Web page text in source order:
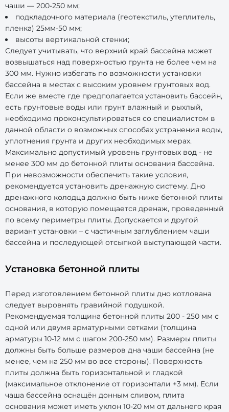
чаши — 200-250 мм;
подкладочного материала (геотекстиль, утеплитель,
пленка) 25мм-50 мм;
высоты вертикальной стенки;
Следует учитывать, что верхний край бассейна может
возвышаться над поверхностью грунта не более чем на
300 мм. Нужно избегать по возможности установки
бассейна в местах с высоким уровнем грунтовых вод.
Если же вместе где предполагается установить бассейн,
есть грунтовые воды или грунт влажный и рыхлый,
необходимо проконсультироваться со специалистом в
данной области о возможных способах устранения воды,
уплотнения грунта и других необходимых мерах.
Максимально допустимый уровень грунтовых вод - не
менее 300 мм до бетонной плиты основания бассейна.
При невозможности обеспечить такие условия,
рекомендуется установить дренажную систему. Дно
дренажного колодца должно быть ниже бетонной плиты
основания, в которую помещается дренаж, проведенный
по всему периметры плиты. Допускается и другой
вариант установки – с частичным заглублением чаши
бассейна и последующей отсыпкой выступающей части.
Установка бетонной плиты
Перед изготовлением бетонной плиты дно котлована
следует выровнять гравийной подушкой.
Рекомендуемая толщина бетонной плиты 200 - 250 мм с
одной или двумя арматурными сетками (толщина
арматуры 10-12 мм с шагом 200-250 мм). Размеры плиты
должны быть больше размеров дна чаши бассейна (не
менее, чем на 250 мм во все стороны). Поверхность
плиты должна быть горизонтальной и гладкой
(максимальное отклонение от горизонтали +3 мм). Если
чаша бассейна оснащён донным сливом, плита
основания может иметь уклон 10-20 мм от дальнего края